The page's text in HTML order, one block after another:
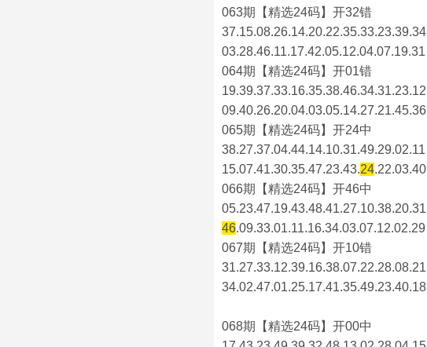
063期【精选24码】开32错
37.15.08.26.14.20.22.35.33.23.39.34
03.28.46.11.17.42.05.12.04.07.19.31
064期【精选24码】开01错
19.39.37.33.16.35.38.46.34.31.23.12
09.40.26.20.04.03.05.14.27.21.45.36
065期【精选24码】开24中
38.27.37.04.44.14.10.31.49.29.02.11
15.07.41.30.35.47.23.43.24.22.03.40
066期【精选24码】开46中
05.23.47.19.43.48.41.27.10.38.20.31
46.09.33.01.11.16.34.03.07.12.02.29
067期【精选24码】开10错
31.27.33.12.39.16.38.07.22.28.08.21
34.02.47.01.25.17.41.35.49.23.40.18
068期【精选24码】开00中